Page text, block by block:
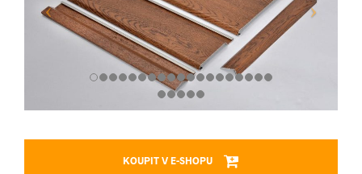
KOUPIT V E-SHOPU